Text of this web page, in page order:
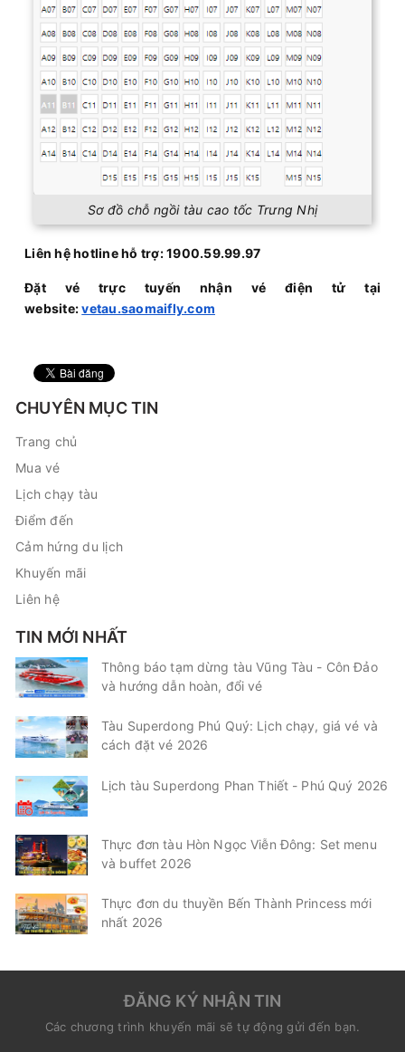
Sơ đồ chỗ ngồi tàu cao tốc Trưng Nhị
Liên hệ hotline hỗ trợ: 1900.59.99.97
Đặt vé trực tuyến nhận vé điện tử tại
website:vetau.saomaifly.com
CHUYÊN MỤC TIN
Trang chủ
Mua vé
Lịch chạy tàu
Điểm đến
Cảm hứng du lịch
Khuyến mãi
Liên hệ
TIN MỚI NHẤT
Thông báo tạm dừng tàu Vũng Tàu - Côn Đảo
và hướng dẫn hoàn, đổi vé
Tàu Superdong Phú Quý: Lịch chạy, giá vé và
cách đặt vé 2026
Lịch tàu Superdong Phan Thiết - Phú Quý 2026
Thực đơn tàu Hòn Ngọc Viễn Đông: Set menu
và buffet 2026
Thực đơn du thuyền Bến Thành Princess mới
nhất 2026
ĐĂNG KÝ NHẬN TIN
Các chương trình khuyến mãi sẽ tự động gửi đến bạn.